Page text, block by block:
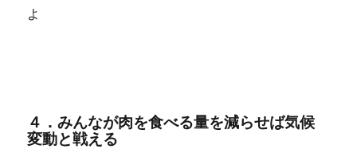
よ
４．みんなが肉を食べる量を減らせば気候
変動と戦える